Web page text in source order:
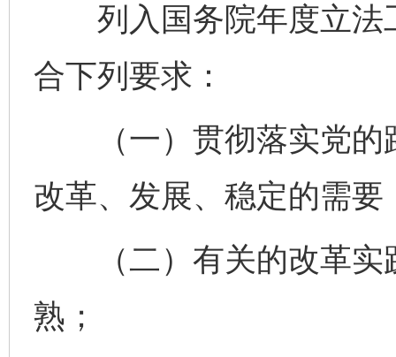
列入国务院年度立法
合下列要求：
（一）贯彻落实党的
改革、发展、稳定的需要
（二）有关的改革实
熟；